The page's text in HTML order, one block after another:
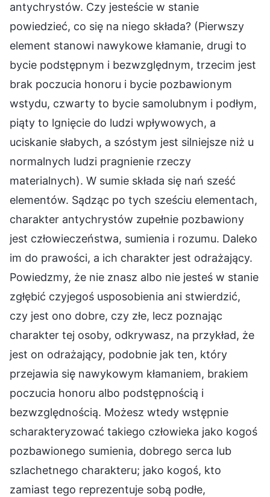
antychrystów. Czy jesteście w stanie
powiedzieć, co się na niego składa? (Pierwszy
element stanowi nawykowe kłamanie, drugi to
bycie podstępnym i bezwzględnym, trzecim jest
brak poczucia honoru i bycie pozbawionym
wstydu, czwarty to bycie samolubnym i podłym,
piąty to lgnięcie do ludzi wpływowych, a
uciskanie słabych, a szóstym jest silniejsze niż u
normalnych ludzi pragnienie rzeczy
materialnych). W sumie składa się nań sześć
elementów. Sądząc po tych sześciu elementach,
charakter antychrystów zupełnie pozbawiony
jest człowieczeństwa, sumienia i rozumu. Daleko
im do prawości, a ich charakter jest odrażający.
Powiedzmy, że nie znasz albo nie jesteś w stanie
zgłębić czyjegoś usposobienia ani stwierdzić,
czy jest ono dobre, czy złe, lecz poznając
charakter tej osoby, odkrywasz, na przykład, że
jest on odrażający, podobnie jak ten, który
przejawia się nawykowym kłamaniem, brakiem
poczucia honoru albo podstępnością i
bezwzględnością. Możesz wtedy wstępnie
scharakteryzować takiego człowieka jako kogoś
pozbawionego sumienia, dobrego serca lub
szlachetnego charakteru; jako kogoś, kto
zamiast tego reprezentuje sobą podłe,